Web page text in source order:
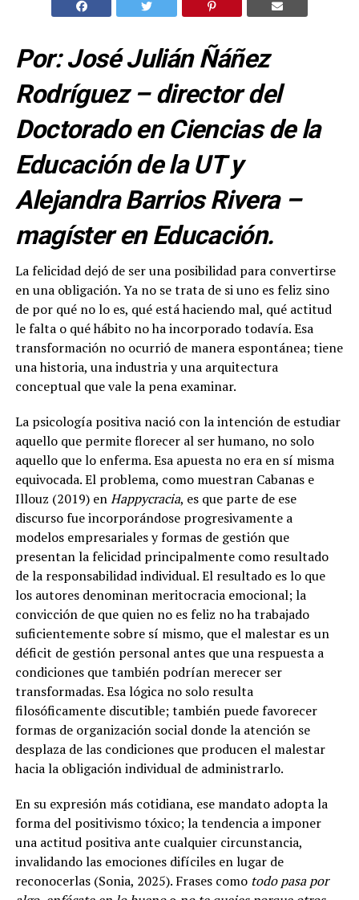
Por: José Julián Ñáñez
Rodríguez – director del
Doctorado en Ciencias de la
Educación de la UT y
Alejandra Barrios Rivera –
magíster en Educación.
La felicidad dejó de ser una posibilidad para convertirse
en una obligación. Ya no se trata de si uno es feliz sino
de por qué no lo es, qué está haciendo mal, qué actitud
le falta o qué hábito no ha incorporado todavía. Esa
transformación no ocurrió de manera espontánea; tiene
una historia, una industria y una arquitectura
conceptual que vale la pena examinar.
La psicología positiva nació con la intención de estudiar
aquello que permite florecer al ser humano, no solo
aquello que lo enferma. Esa apuesta no era en sí misma
equivocada. El problema, como muestran Cabanas e
Illouz (2019) enHappycracia, es que parte de ese
discurso fue incorporándose progresivamente a
modelos empresariales y formas de gestión que
presentan la felicidad principalmente como resultado
de la responsabilidad individual. El resultado es lo que
los autores denominan meritocracia emocional; la
convicción de que quien no es feliz no ha trabajado
suficientemente sobre sí mismo, que el malestar es un
déficit de gestión personal antes que una respuesta a
condiciones que también podrían merecer ser
transformadas. Esa lógica no solo resulta
filosóficamente discutible; también puede favorecer
formas de organización social donde la atención se
desplaza de las condiciones que producen el malestar
hacia la obligación individual de administrarlo.
En su expresión más cotidiana, ese mandato adopta la
forma del positivismo tóxico; la tendencia a imponer
una actitud positiva ante cualquier circunstancia,
invalidando las emociones difíciles en lugar de
reconocerlas (Sonia, 2025). Frases como todo pasa por